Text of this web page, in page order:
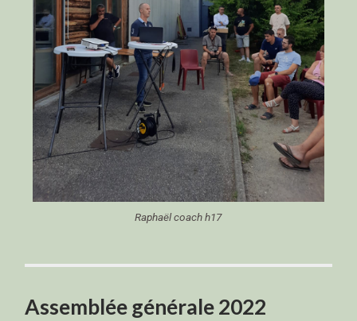
Raphaël coach h17
Assemblée générale 2022